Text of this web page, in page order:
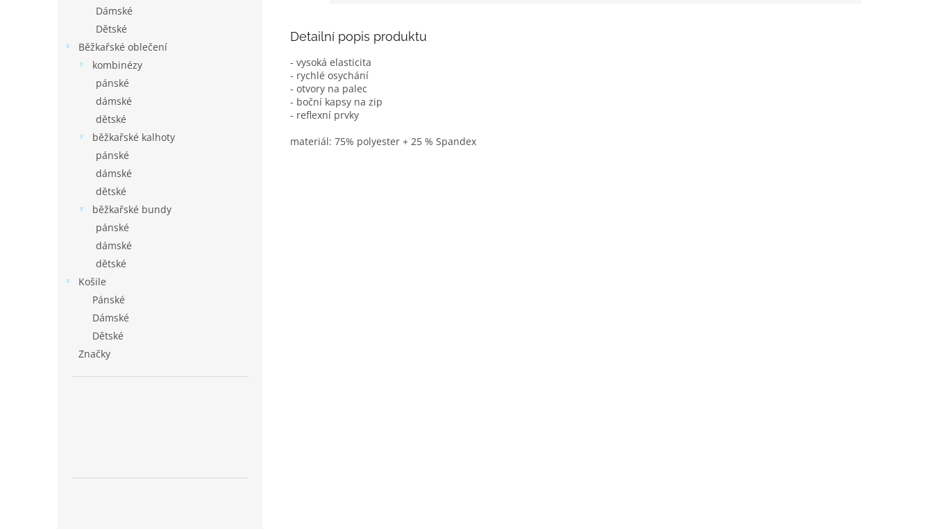
Dámské
Dětské
Běžkařské oblečení
kombinézy
pánské
dámské
dětské
běžkařské kalhoty
pánské
dámské
dětské
běžkařské bundy
pánské
dámské
dětské
Košile
Pánské
Dámské
Dětské
Značky
Detailní popis produktu
- vysoká elasticita
- rychlé osychání
- otvory na palec
- boční kapsy na zip
- reflexní prvky
materiál: 75% polyester + 25 % Spandex